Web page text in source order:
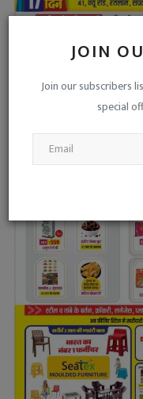
JOIN
Join our subscribers
special